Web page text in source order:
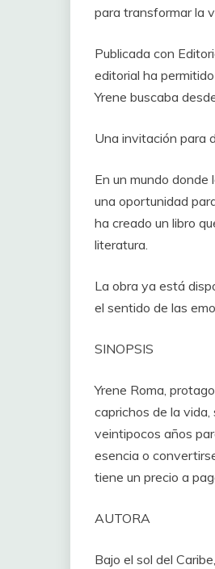
para transformar la
Publicada con
editorial ha
Yrene buscaba
Una invitación para
En un mundo donde
una oportunidad
ha creado un libro
literatura.
La obra ya está
el sentido de las
SINOPSIS
Yrene Roma,
caprichos de la vida,
veintipocos años
esencia o
tiene un precio a
AUTORA
Bajo el sol del